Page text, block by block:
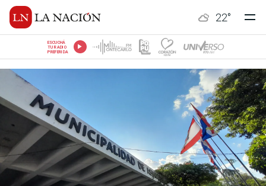
22°
ESCUCHÁ
TU RADIO
PREFERIDA